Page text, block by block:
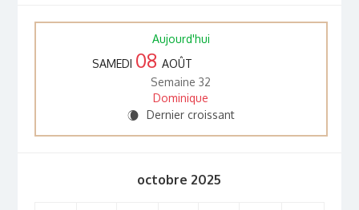
Aujourd'hui
SAMEDI 08 AOÛT
Semaine 32
Dominique
W Dernier croissant
octobre 2025